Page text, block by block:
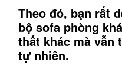
Theo đó, bạn rất
bộ sofa phòng
thất khác mà vẫn
tự nhiên.